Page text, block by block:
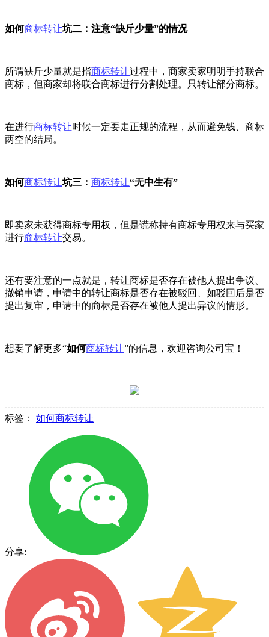
如何商标转让坑二：注意“缺斤少量”的情况
所谓缺斤少量就是指商标转让过程中，商家卖家明明手持联合
商标，但商家却将联合商标进行分割处理。只转让部分商标。
在进行商标转让时候一定要走正规的流程，从而避免钱、商标
两空的结局。
如何商标转让坑三： 商标转让“无中生有”
即卖家未获得商标专用权，但是谎称持有商标专用权来与买家
进行商标转让交易。
还有要注意的一点就是，转让商标是否存在被他人提出争议、
撤销申请，申请中的转让商标是否存在被驳回、如驳回后是否
提出复审，申请中的商标是否存在被他人提出异议的情形。
想要了解更多“如何商标转让”的信息，欢迎咨询公司宝！
标签： 如何商标转让
分享: